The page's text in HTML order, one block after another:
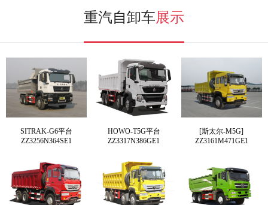
重汽自卸车展示
SITRAK-G6平台
ZZ3256N364SE1
HOWO-T5G平台
ZZ3317N386GE1
[斯太尔-M5G]
ZZ3161M471GE1